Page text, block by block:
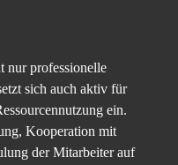
nur professionelle
sich auch aktiv für
ein.
Kooperation mit
der Mitarbeiter auf